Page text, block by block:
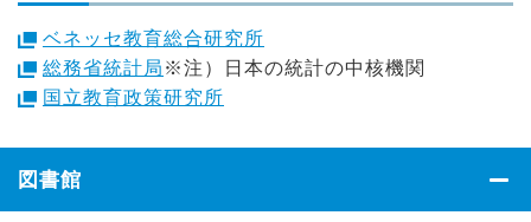
ベネッセ教育総合研究所
総務省統計局 ※注）日本の統計の中核機関
国立教育政策研究所
図書館